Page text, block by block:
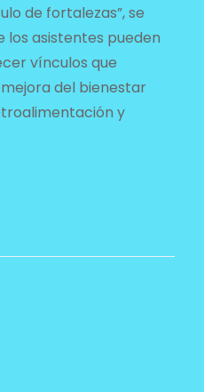
de fortalezas”, se
asistentes pueden
vínculos que
del bienestar
y